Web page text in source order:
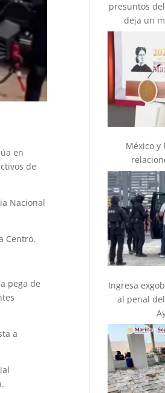
en
de
Nacional
Centro.
pega de
a
presuntos
deja un
México y
Ingresa
al penal